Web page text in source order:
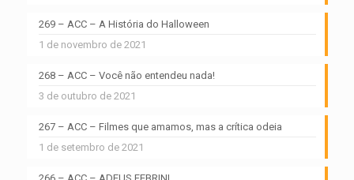
269 – ACC – A História do Halloween
1 de novembro de 2021
268 – ACC – Você não entendeu nada!
3 de outubro de 2021
267 – ACC – Filmes que amamos, mas a crítica odeia
1 de setembro de 2021